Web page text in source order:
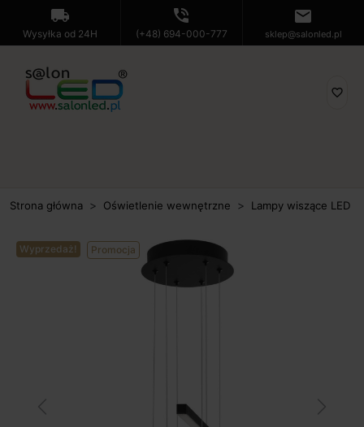
local_shipping
Wysyłka od 24H
phone_in_talk
(+48) 694-000-777
mail
sklep@salonled.pl
favorite_border
Strona główna Oświetlenie wewnętrzne Lampy wiszące LED
Wyprzedaż! Promocja